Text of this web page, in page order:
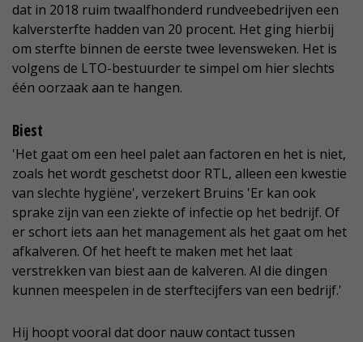
dat in 2018 ruim twaalfhonderd rundveebedrijven een
kalversterfte hadden van 20 procent. Het ging hierbij
om sterfte binnen de eerste twee levensweken. Het is
volgens de LTO-bestuurder te simpel om hier slechts
één oorzaak aan te hangen.
Biest
'Het gaat om een heel palet aan factoren en het is niet,
zoals het wordt geschetst door RTL, alleen een kwestie
van slechte hygiëne', verzekert Bruins 'Er kan ook
sprake zijn van een ziekte of infectie op het bedrijf. Of
er schort iets aan het management als het gaat om het
afkalveren. Of het heeft te maken met het laat
verstrekken van biest aan de kalveren. Al die dingen
kunnen meespelen in de sterftecijfers van een bedrijf.'
Hij hoopt vooral dat door nauw contact tussen